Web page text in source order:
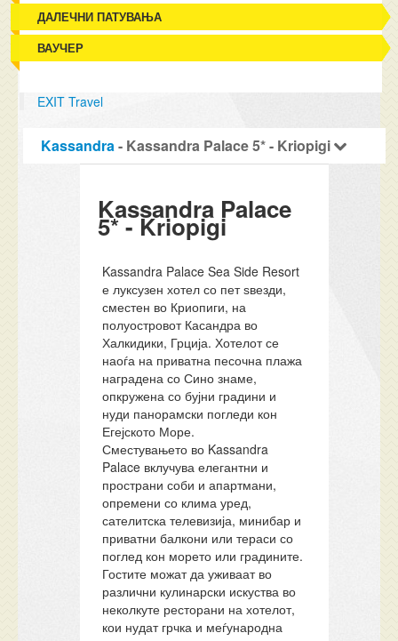
ДАЛЕЧНИ ПАТУВАЊА
ВАУЧЕР
EXIT Travel
Kassandra- Kassandra Palace 5* - Kriopigi
Kassandra Palace
5* - Kriopigi
Kassandra Palace Sea Side Resort
е луксузен хотел со пет ѕвезди,
сместен во Криопиги, на
полуостровот Касандра во
Халкидики, Грција. Хотелот се
наоѓа на приватна песочна плажа
наградена со Сино знаме,
опкружена со бујни градини и
нуди панорамски погледи кон
Егејското Море.
Сместувањето во Kassandra
Palace вклучува елегантни и
пространи соби и апартмани,
опремени со клима уред,
сателитска телевизија, минибар и
приватни балкони или тераси со
поглед кон морето или градините.
Гостите можат да уживаат во
различни кулинарски искуства во
неколкуте ресторани на хотелот,
кои нудат грчка и меѓународна